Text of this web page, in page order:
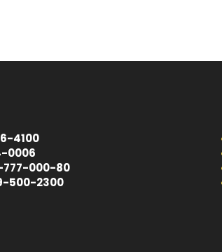
4100
0006
777-000-80
500-2300